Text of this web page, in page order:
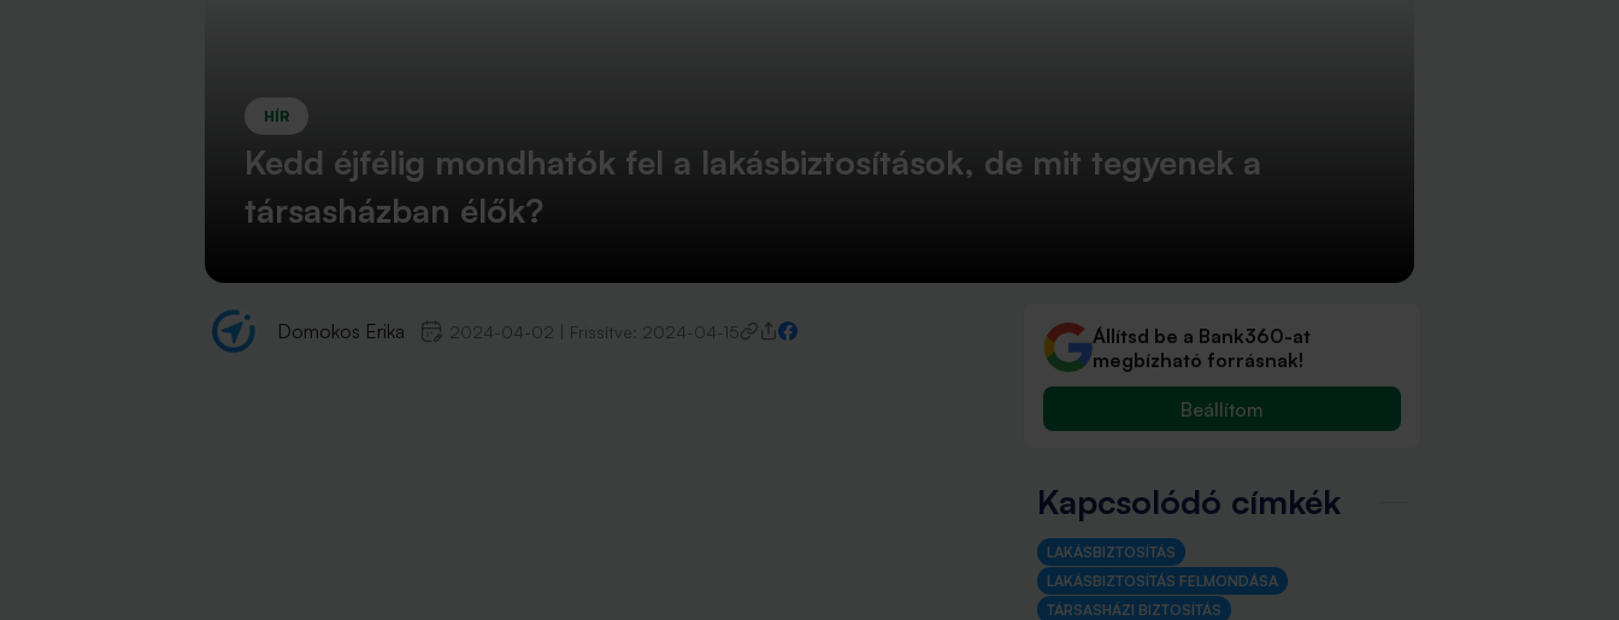
HÍR
Kedd éjfélig mondhatók fel a lakásbiztosítások, de mit tegyenek a
társasházban élők?
Domokos Erika 2024-04-02 Frissítve: 2024-04-15
Állítsd be a Bank360-at
megbízható forrásnak!
Beállítom
Kapcsolódó címkék
LAKÁSBIZTOSÍTÁS
LAKÁSBIZTOSÍTÁS FELMONDÁSA
TÁRSASHÁZI BIZTOSÍTÁS